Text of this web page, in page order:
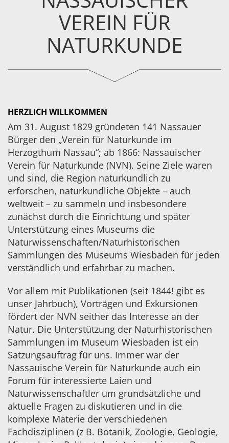
Dienstag,
August
2026
Uhr
Museums
Weisbaden
Weitere
Informationen
VEREIN FÜR
NATURKUNDE
HERZLICH WILLKOMMEN
Am 31. August 1829 gründeten 141 Nassauer
Bürger den „Verein für Naturkunde im
Herzogthum Nassau“; ab 1866: Nassauischer
Verein für Naturkunde (NVN). Seine Ziele waren
und sind, die Region naturkundlich zu
erforschen, naturkundliche Objekte – auch
weltweit – zu sammeln und insbesondere
zunächst durch die Einrichtung und später
Unterstützung eines Museums die
Naturwissenschaften/Naturhistorischen
Sammlungen des Museums Wiesbaden für jeden
verständlich und erfahrbar zu machen.
Vor allem mit Publikationen (seit 1844! gibt es
unser Jahrbuch), Vorträgen und Exkursionen
fördert der NVN seither das Interesse an der
Natur. Die Unterstützung der Naturhistorischen
Sammlungen im Museum Wiesbaden ist ein
Satzungsauftrag für uns. Immer war der
Nassauische Verein für Naturkunde auch ein
Forum für interessierte Laien und
Naturwissenschaftler um grundsätzliche und
aktuelle Fragen zu diskutieren und in die
komplexe Materie der verschiedenen
Fachdisziplinen (z B. Botanik, Zoologie, Geologie,